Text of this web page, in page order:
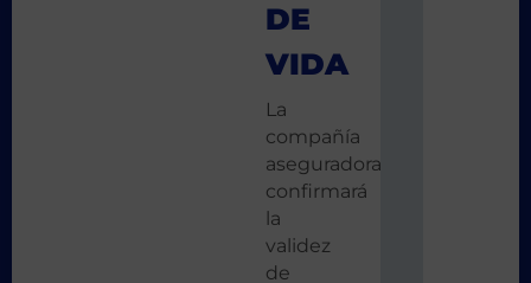
DE
VIDA
La
compañía
aseguradora
confirmará
la
validez
de